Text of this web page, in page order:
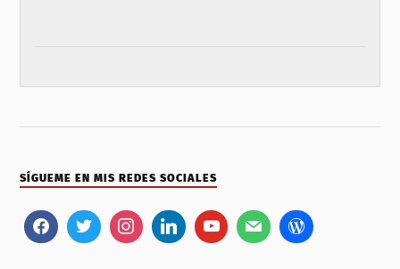
SÍGUEME EN MIS REDES SOCIALES